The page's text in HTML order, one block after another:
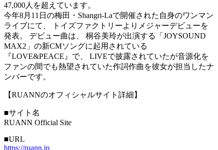
47,000人を超えています。
今年8月11日の梅田・Shangri-Laで開催された自身のワンマン
ライブにて、 トイズファクトリーよりメジャーデビューを
発表。 デビュー曲は、 桐谷美玲が出演する「JOYSOUND
MAX2」の新CMソングに起用されている
『LOVE&PEACE』で、 LIVEで披露されていたが音源化を
ファンの間でも熱望されていた作詞作曲を彼女が担当したナ
ンバーです。
【RUANNのオフィシャルサイト詳細】
■サイト名
RUANN Official Site
■URL
https://ruann.jp